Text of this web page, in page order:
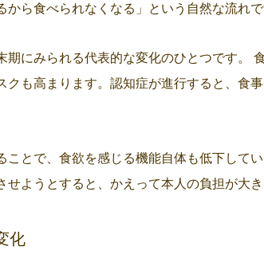
ら食べられなくなる」という自然な流れで
期にみられる代表的な変化のひとつです。
も高まります。認知症が進行すると、食
ことで、食欲を感じる機能自体も低下して
ようとすると、かえって本人の負担が大き
化